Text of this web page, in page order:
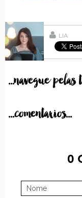
LIA
...navegue pelas
...comentarios...
0